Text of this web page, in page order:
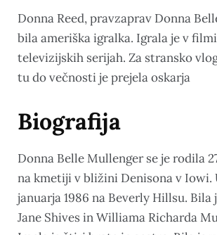
Donna Reed, pravzaprav Donna
bila ameriška igralka. Igrala je v
televizijskih serijah. Za stransko
tu do večnosti je prejela oskarja
Biografija
Donna Belle Mullenger se je rodila
na kmetiji v bližini Denisona v Iowi.
januarja 1986 na Beverly Hillsu. Bila
Jane Shives in Williama Richarda